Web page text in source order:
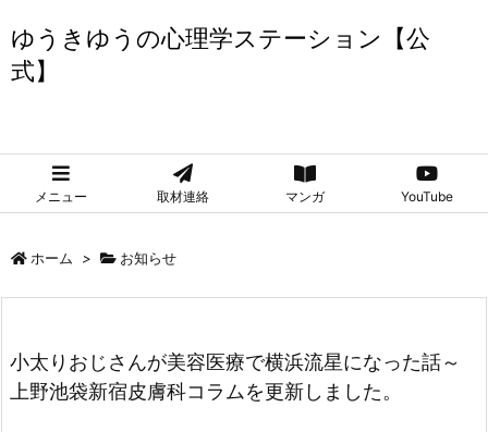
ゆうきゆうの心理学ステーション【公
式】
メニュー 取材連絡 マンガ YouTube
ホーム > お知らせ
小太りおじさんが美容医療で横浜流星になった話～
上野池袋新宿皮膚科コラムを更新しました。